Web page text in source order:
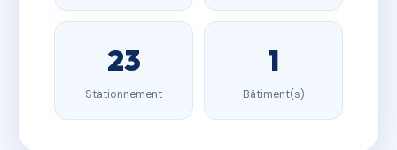
23
Stationnement
1
Bâtiment(s)